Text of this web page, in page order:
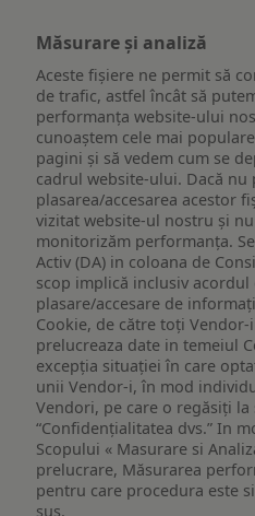
Măsurare și analiză
Aceste fișiere ne permit să
de trafic, astfel încât să
performanța website-ului
cunoaștem cele mai
pagini și să vedem cum se
cadrul website-ului. Dacă nu
plasarea/accesarea acestor
vizitat website-ul nostru și
monitorizăm performanța.
Activ (DA) in coloana de
scop implică inclusiv acordul
plasare/accesare de
Cookie, de către toți
prelucreaza date in temeiul
excepția situației în care
unii Vendor-i, în mod
Vendori, pe care o regăsiți la
“Confidențialitatea dvs.” In
Scopului « Masurare si
prelucrare, Măsurarea
pentru care procedura este
sus.